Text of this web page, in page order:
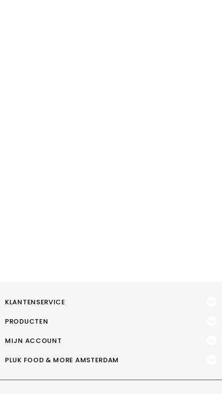
KLANTENSERVICE
PRODUCTEN
MIJN ACCOUNT
PLUK FOOD & MORE AMSTERDAM